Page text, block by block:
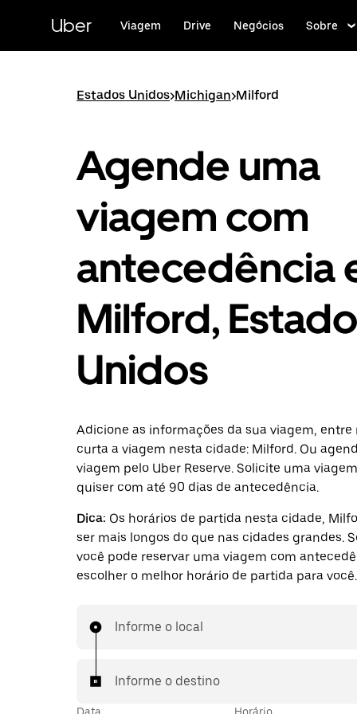
conteúdo
Uber Viagem Drive Negócios Sobre
Estados Unidos>Michigan>Milford
Agende uma
viagem com
antecedência
Milford,
Unidos
Adicione as informações da sua viagem, entre
curta a viagem nesta cidade: Milford. Ou
viagem pelo Uber Reserve. Solicite uma
quiser com até 90 dias de antecedência.
Dica: Os horários de partida nesta cidade,
ser mais longos do que nas cidades grandes.
você pode reservar uma viagem com
escolher o melhor horário de partida para você.
Informe o local
Informe o destino